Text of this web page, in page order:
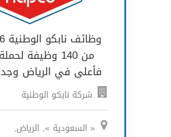
من 140 وظيفة
فأعلى في الرياض
شركة نابكو الوطنية
« السعودية », الرياض,